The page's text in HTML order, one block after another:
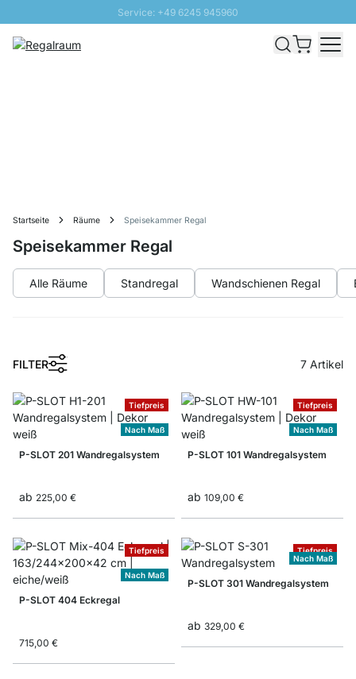
Service: +49 6245 945960
Schnelle Lieferung - Gratis Versand ab 100€
Startseite Räume Speisekammer Regal
Speisekammer Regal
Alle Räume Standregal Wandschienen Regal
FILTER
1
7 Artikel
Tiefpreis
Nach Maß
P-SLOT 201 Wandregalsystem
ab 225,00 €
Tiefpreis
Nach Maß
P-SLOT 101 Wandregalsystem
ab 109,00 €
Tiefpreis
Nach Maß
P-SLOT 404 Eckregal
715,00 €
Tiefpreis
Nach Maß
P-SLOT 301 Wandregalsystem
ab 329,00 €